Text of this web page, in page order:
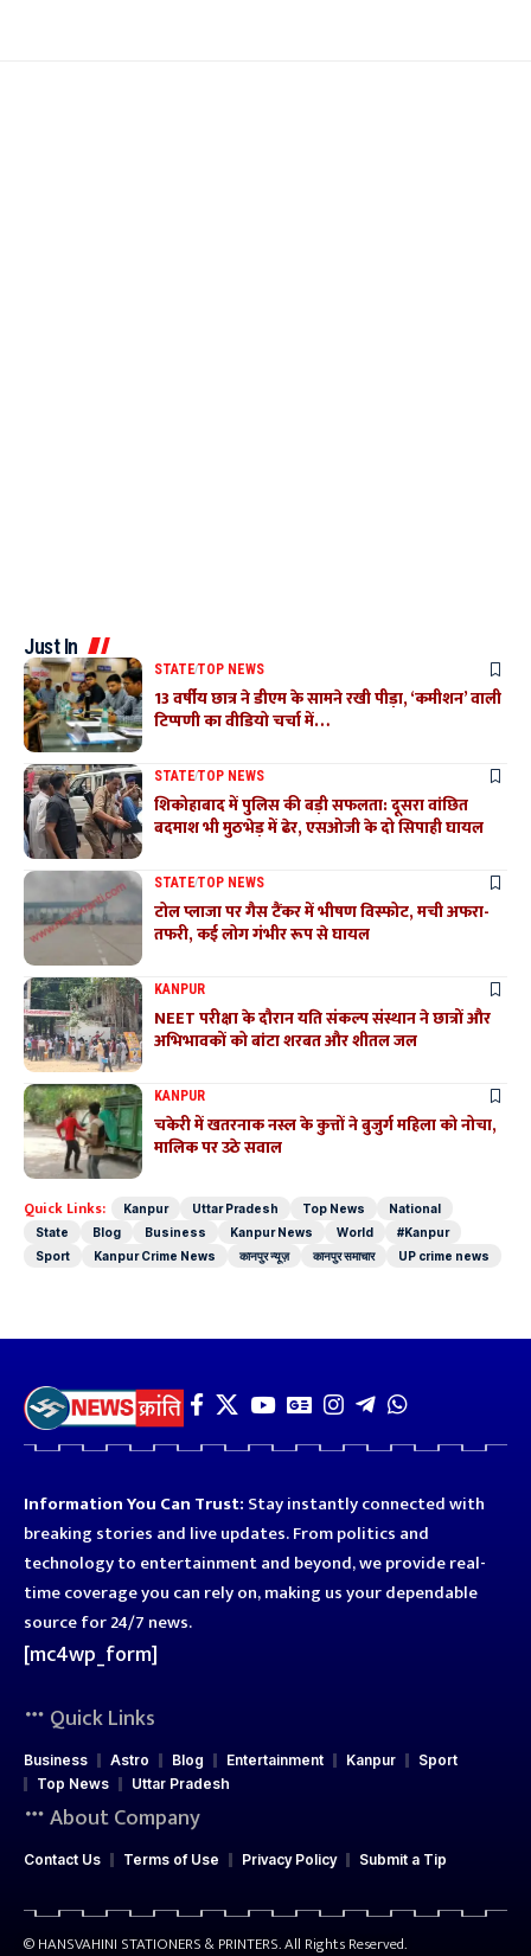
Just In
STATETOP NEWS
13 वर्षीय छात्र ने डीएम के सामने रखी पीड़ा, ‘कमीशन’ वाली
टिप्पणी का वीडियो चर्चा में…
STATETOP NEWS
शिकोहाबाद में पुलिस की बड़ी सफलता: दूसरा वांछित
बदमाश भी मुठभेड़ में ढेर, एसओजी के दो सिपाही घायल
STATETOP NEWS
टोल प्लाजा पर गैस टैंकर में भीषण विस्फोट, मची अफरा-
तफरी, कई लोग गंभीर रूप से घायल
KANPUR
NEET परीक्षा के दौरान यति संकल्प संस्थान ने छात्रों और
अभिभावकों को बांटा शरबत और शीतल जल
KANPUR
चकेरी में खतरनाक नस्ल के कुत्तों ने बुजुर्ग महिला को नोचा,
मालिक पर उठे सवाल
Quick Links: Kanpur Uttar Pradesh Top News
National
State
Blog Business Kanpur News World
#Kanpur
Sport
Kanpur Crime News कानपुर न्यूज़ कानपुर समाचार UP crime news
Information You Can Trust: Stay instantly connected with
breaking stories and live updates. From politics and
technology to entertainment and beyond, we provide real-
time coverage you can rely on, making us your dependable
source for 24/7 news.
[mc4wp_form]
Quick Links
Business Astro Blog Entertainment Kanpur
Sport
Top News
Uttar Pradesh
About Company
Contact Us Terms of Use Privacy Policy Submit a Tip
© HANSVAHINI STATIONERS & PRINTERS. All Rights Reserved.